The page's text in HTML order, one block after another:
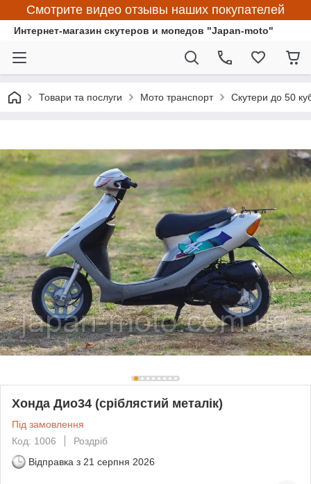
Смотрите видео отзывы наших покупателей
Интернет-магазин скутеров и мопедов "Japan-moto"
Товари та послуги Мото транспорт Скутери до 50
Хонда Дио34 (сріблястий металік)
Під замовлення
Код: 1006
Роздріб
Відправка з 21 серпня 2026